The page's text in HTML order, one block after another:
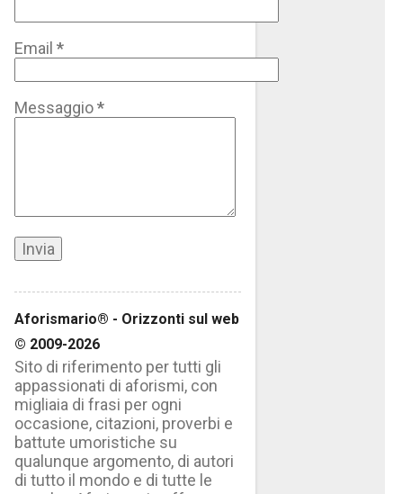
Email *
Messaggio*
Aforismario® - Orizzonti sul web
© 2009-2026
Sito di riferimento per tutti gli
appassionati di aforismi, con
migliaia di frasi per ogni
occasione, citazioni, proverbi e
battute umoristiche su
qualunque argomento, di autori
di tutto il mondo e di tutte le